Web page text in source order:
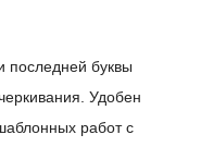
последней буквы
Удобен
работ с